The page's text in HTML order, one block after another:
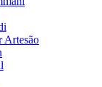
Artesão